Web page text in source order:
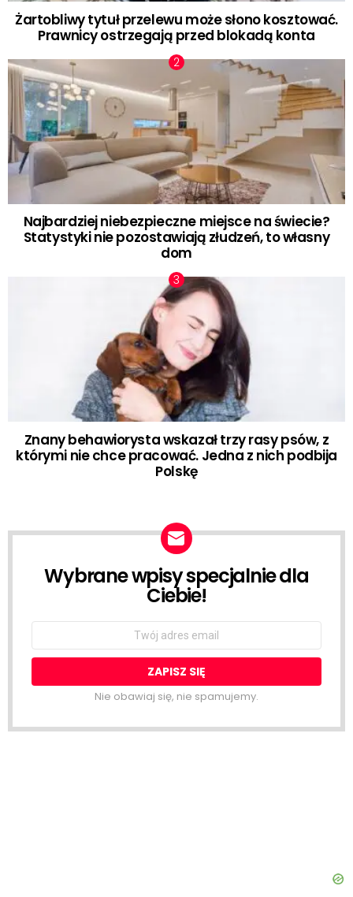
Żartobliwy tytuł przelewu może słono kosztować.
Prawnicy ostrzegają przed blokadą konta
Najbardziej niebezpieczne miejsce na świecie?
Statystyki nie pozostawiają złudzeń, to własny
dom
Znany behawiorysta wskazał trzy rasy psów, z
którymi nie chce pracować. Jedna z nich podbija
Polskę
NEWSLETTER
Wybrane wpisy specjalnie dla
Ciebie!
Email
Nie obawiaj się, nie spamujemy.